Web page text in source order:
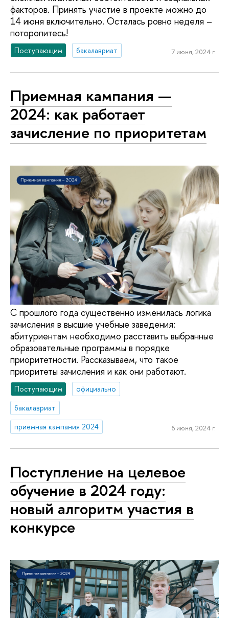
факторов. Принять участие в проекте можно до
14 июня включительно. Осталась ровно неделя –
поторопитесь!
Поступающим бакалавриат 7 июня, 2024 г.
Приемная кампания —
2024: как работает
зачисление по приоритетам
С прошлого года существенно изменилась логика
зачисления в высшие учебные заведения:
абитуриентам необходимо расставить выбранные
образовательные программы в порядке
приоритетности. Рассказываем, что такое
приоритеты зачисления и как они работают.
Поступающим
официально
бакалавриат
приемная кампания 2024
6 июня, 2024 г.
Поступление на целевое
обучение в 2024 году:
новый алгоритм участия в
конкурсе